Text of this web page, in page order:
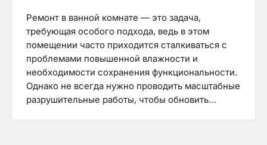
Ремонт в ванной комнате — это задача,
требующая особого подхода, ведь в этом
помещении часто приходится сталкиваться с
проблемами повышенной влажности и
необходимости сохранения функциональности.
Однако не всегда нужно проводить масштабные
разрушительные работы, чтобы обновить…